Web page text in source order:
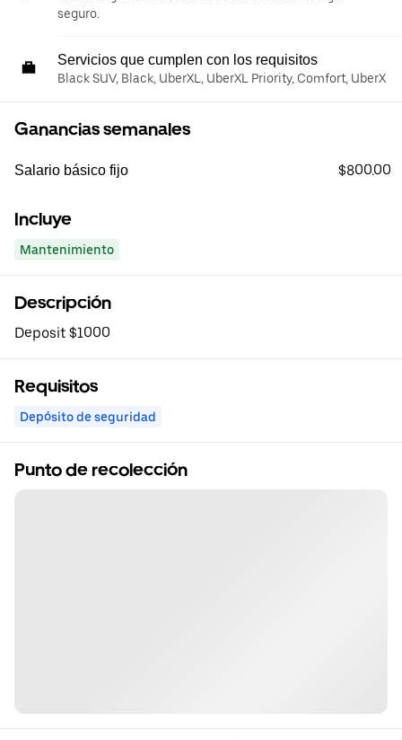
seguro.
Servicios que cumplen con los requisitos
Black SUV, Black, UberXL, UberXL Priority, Comfort, UberX
Ganancias semanales
Salario básico fijo $800.00
Incluye
Mantenimiento
Descripción
Deposit $1000
Requisitos
Depósito de seguridad
Punto de recolección